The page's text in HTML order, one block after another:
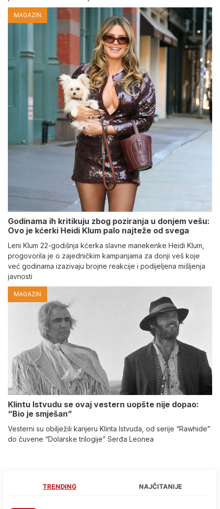
MAGAZIN
Godinama ih kritikuju zbog poziranja u donjem vešu:
Ovo je kćerki Heidi Klum palo najteže od svega
Leni Klum 22-godišnja kćerka slavne manekenke Heidi Klum,
progovorila je o zajedničkim kampanjama za donji veš koje
već godinama izazivaju brojne reakcije i podijeljena mišljenja
javnosti
MAGAZIN
Klintu Istvudu se ovaj vestern uopšte nije dopao:
“Bio je smješan”
Vesterni su obilježili karijeru Klinta Istvuda, od serije “Rawhide”
do čuvene “Dolarske trilogije” Serđa Leonea
TRENDING NAJČITANIJE